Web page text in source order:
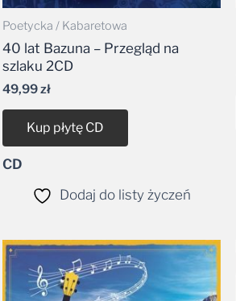
Poetycka / Kabaretowa
40 lat Bazuna – Przegląd na
szlaku 2CD
49,99zł
Kup płytę CD
CD
Dodaj do listy życzeń